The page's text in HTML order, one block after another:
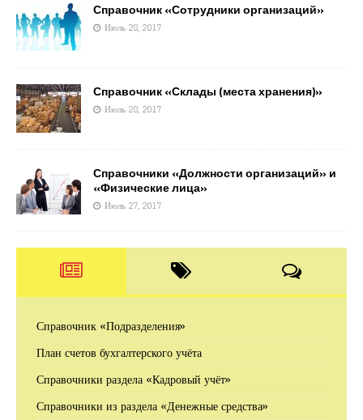
Справочник «Сотрудники организаций»
Июль 28, 2017
Справочник «Склады (места хранения)»
Июль 28, 2017
Справочники «Должности организаций» и
«Физические лица»
Июль 27, 2017
Справочник «Подразделения»
План счетов бухгалтерского учёта
Справочники раздела «Кадровый учёт»
Справочники из раздела «Денежные средства»